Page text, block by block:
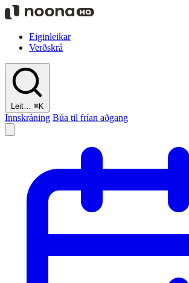
Eiginleikar
Verðskrá
Leit… ⌘K
Innskráning Búa til frían aðgang